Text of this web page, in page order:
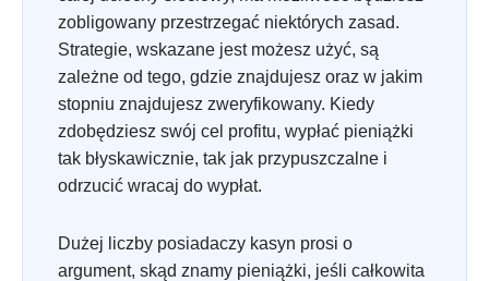
zobligowany przestrzegać niektórych zasad.
Strategie, wskazane jest możesz użyć, są
zależne od tego, gdzie znajdujesz oraz w jakim
stopniu znajdujesz zweryfikowany. Kiedy
zdobędziesz swój cel profitu, wypłać pieniążki
tak błyskawicznie, tak jak przypuszczalne i
odrzucić wracaj do wypłat.
Dużej liczby posiadaczy kasyn prosi o
argument, skąd znamy pieniążki, jeśli całkowita